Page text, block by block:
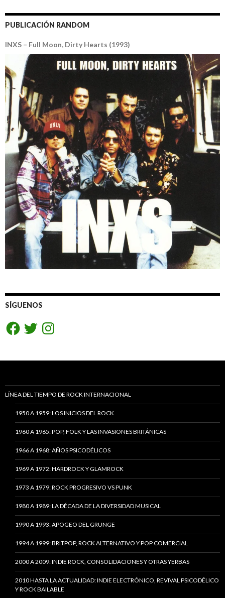
PUBLICACIÓN RANDOM
INXS – Full Moon, Dirty Hearts (1993)
SÍGUENOS
FacebookTwitterInstagram
LÍNEA DEL TIEMPO DE ROCK INTERNACIONAL
1950 A 1959: LOS INICIOS DEL ROCK
1960 A 1965: POP, FOLK Y LAS INVASIONES BRITÁNICAS
1966 A 1968: AÑOS PSICODÉLICOS
1969 A 1972: HARDROCK Y GLAMROCK
1973 A 1979: ROCK PROGRESIVO VS PUNK
1980 A 1989: LA DÉCADA DE LA DIVERSIDAD MUSICAL
1990 A 1993: APOGEO DEL GRUNGE
1994 A 1999: BRITPOP, ROCK ALTERNATIVO Y POP COMERCIAL
2000 A 2009: INDIE ROCK, CONSOLIDACIONES Y OTRAS YERBAS
2010 HASTA LA ACTUALIDAD: INDIE ELECTRÓNICO, REVIVAL PSICODÉLICO
Y ROCK BAILABLE